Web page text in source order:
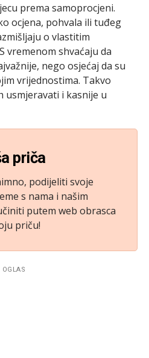
prema samoprocjeni.
ocjena, pohvala ili tuđeg
o vlastitim
vremenom shvaćaju da
nego osjećaj da su
vrijednostima. Takvo
usmjeravati i kasnije u
priča
podijeliti svoje
s nama i našim
putem web obrasca
priču!
OGLAS